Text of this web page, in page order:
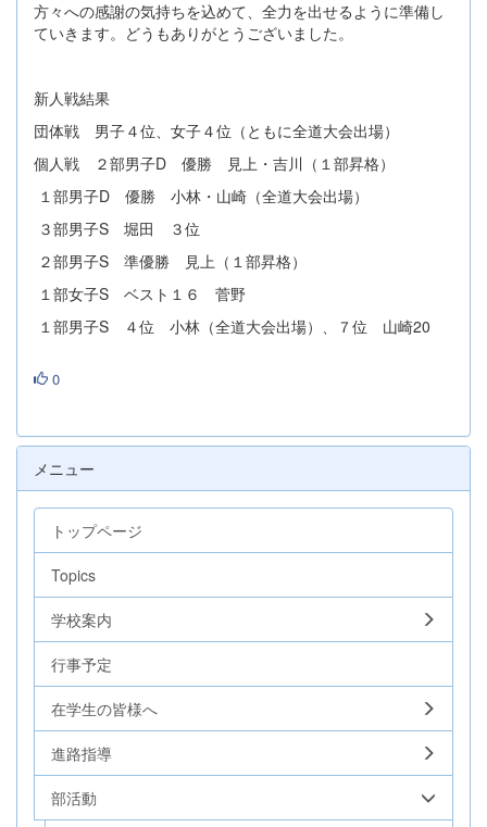
方々への感謝の気持ちを込めて、全力を出せるように準備し
ていきます。どうもありがとうございました。
新人戦結果
団体戦 男子４位、女子４位（ともに全道大会出場）
個人戦 ２部男子D 優勝 見上・吉川（１部昇格）
１部男子D 優勝 小林・山崎（全道大会出場）
３部男子S 堀田 ３位
２部男子S 準優勝 見上（１部昇格）
１部女子S ベスト１６ 菅野
１部男子S ４位 小林（全道大会出場）、７位 山崎20
0
メニュー
トップページ
Topics
学校案内
行事予定
在学生の皆様へ
進路指導
部活動